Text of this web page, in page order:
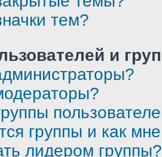
тем?
и
группы и как
лидером группы?